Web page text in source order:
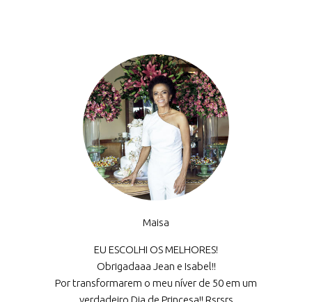
Maisa
EU ESCOLHI OS MELHORES!
Obrigadaaa Jean e Isabel!!
Por transformarem o meu níver de 50 em um
verdadeiro Dia de Princesa!! Rsrsrs